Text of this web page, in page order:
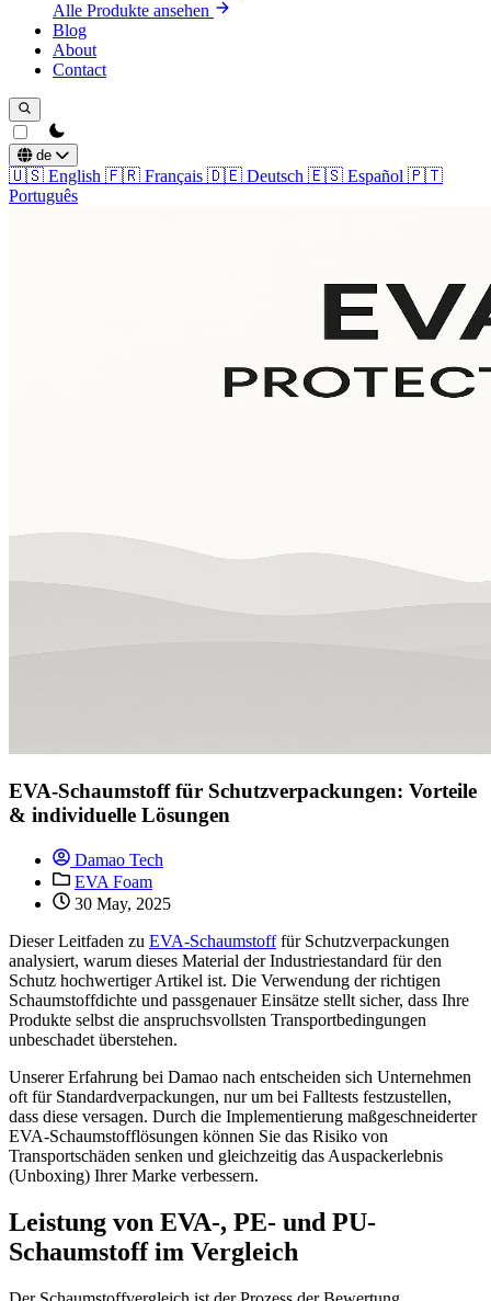
Alle Produkte ansehen
Blog
About
Contact
theme switcher
de
🇺🇸 English 🇫🇷 Français 🇩🇪 Deutsch 🇪🇸 Español 🇵🇹
Português
EVA-Schaumstoff für Schutzverpackungen: Vorteile
& individuelle Lösungen
Damao Tech
EVA Foam
30 May, 2025
Dieser Leitfaden zu EVA-Schaumstofffür Schutzverpackungen
analysiert, warum dieses Material der Industriestandard für den
Schutz hochwertiger Artikel ist. Die Verwendung der richtigen
Schaumstoffdichte und passgenauer Einsätze stellt sicher, dass Ihre
Produkte selbst die anspruchsvollsten Transportbedingungen
unbeschadet überstehen.
Unserer Erfahrung bei Damao nach entscheiden sich Unternehmen
oft für Standardverpackungen, nur um bei Falltests festzustellen,
dass diese versagen. Durch die Implementierung maßgeschneiderter
EVA-Schaumstofflösungen können Sie das Risiko von
Transportschäden senken und gleichzeitig das Auspackerlebnis
(Unboxing) Ihrer Marke verbessern.
Leistung von EVA-, PE- und PU-
Schaumstoff im Vergleich